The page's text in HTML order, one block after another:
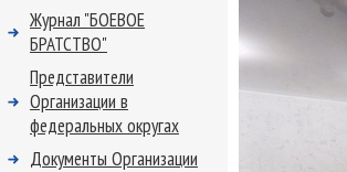
Журнал "БОЕВОЕ
БРАТСТВО"
Представители
Организации в
федеральных округах
Документы Организации